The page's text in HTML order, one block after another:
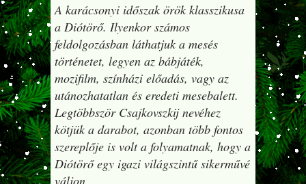
A karácsonyi időszak örök klasszikusa
a Diótörő. Ilyenkor számos
feldolgozásban láthatjuk a mesés
történetet, legyen az bábjáték,
mozifilm, színházi előadás, vagy az
utánozhatatlan és eredeti mesebalett.
Legtöbbször Csajkovszkij nevéhez
kötjük a darabot, azonban több fontos
szereplője is volt a folyamatnak, hogy a
Diótörő egy igazi világszintű sikerművé
váljon.